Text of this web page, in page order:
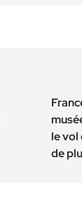
le vol
de